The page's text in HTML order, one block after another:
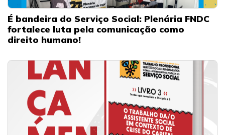
É bandeira do Serviço Social: Plenária FNDC
fortalece luta pela comunicação como
direito humano!